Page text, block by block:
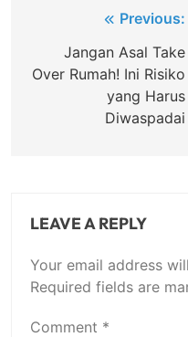
navigation
Previous:
Jangan Asal Take
Over Rumah! Ini Risiko
yang Harus
Diwaspadai
LEAVE A REPLY
Your email address
Required fields are
Comment *